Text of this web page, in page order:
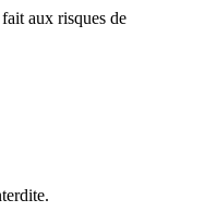
aux risques de